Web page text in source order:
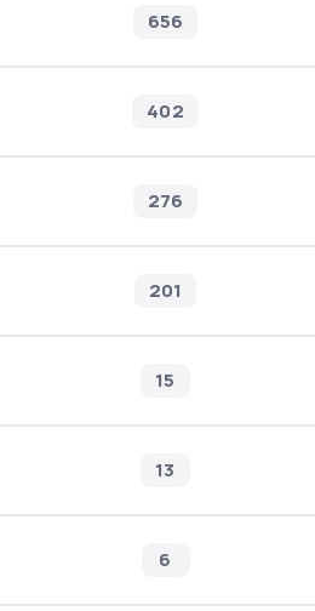
656
402
276
201
15
13
6